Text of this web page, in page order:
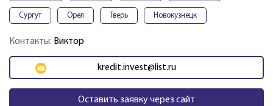
Сургут Орёл Тверь Новокузнецк
Контакты: Виктор
kredit.invest@list.ru
Оставить заявку через сайт